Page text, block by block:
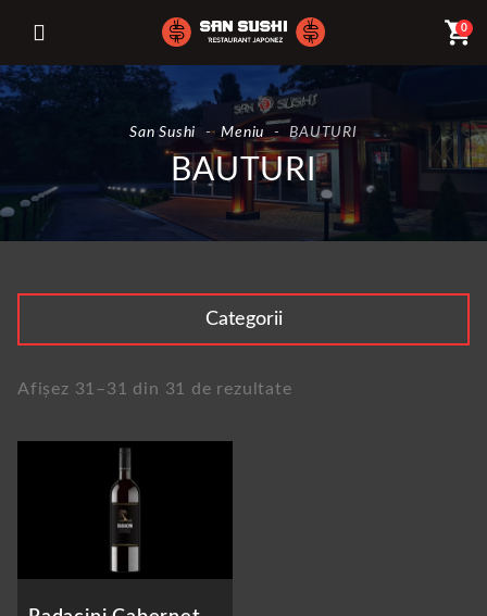
0
shopping_cart
San Sushi - Meniu - BAUTURI
BAUTURI
Categorii
Afișez 31–31 din 31 de rezultate